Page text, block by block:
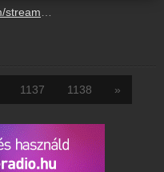
1.mp3
1137 1138 »